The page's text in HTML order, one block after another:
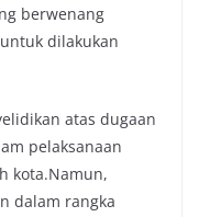
berwenang
dilakukan
atas dugaan
pelaksanaan
kota.Namun,
dalam rangka